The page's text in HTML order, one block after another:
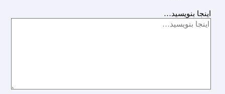
اینجا بنویسید…